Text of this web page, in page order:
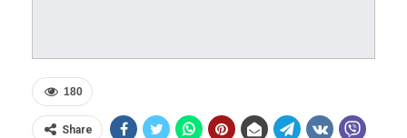
180
Share